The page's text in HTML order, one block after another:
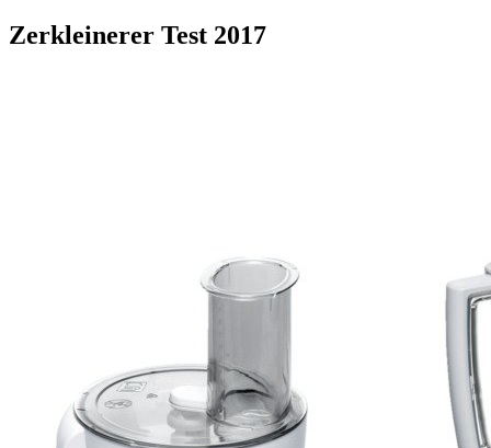
Zerkleinerer Test 2017